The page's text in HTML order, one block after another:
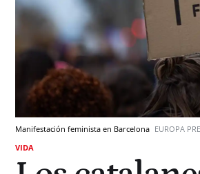
Manifestación feminista en Barcelona EUROPA
VIDA